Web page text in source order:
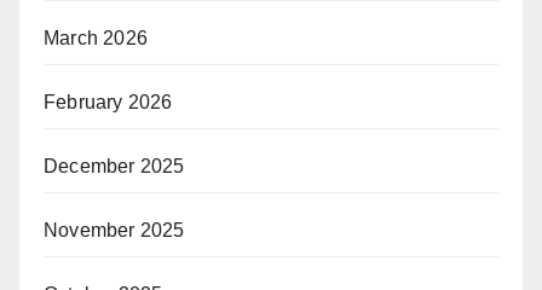
March 2026
February 2026
December 2025
November 2025